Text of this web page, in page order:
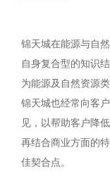
锦天城在能源与自
自身复合型的知识
为能源及自然资源
锦天城也经常向客
见，以帮助客户降
再结合商业方面的
佳契合点。